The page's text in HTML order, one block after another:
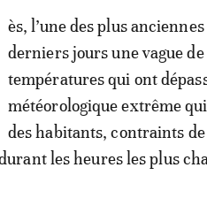
ès, l’une des plus
derniers jours une vague
températures qui ont
météorologique extrême
des habitants, contraints
les heures les plus